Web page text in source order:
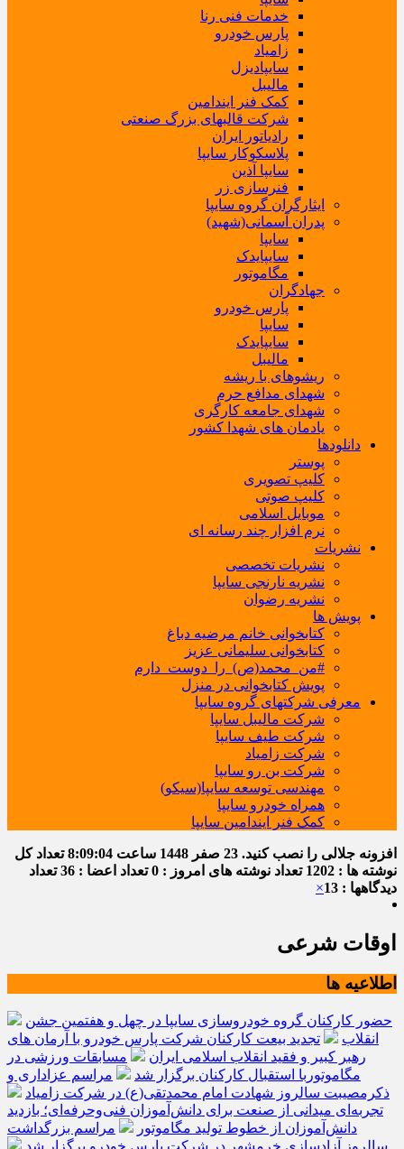
خدمات فنی رنا
پارس خودرو
زامیاد
سایپادیزل
مالیبل
کمک فنر ایندامین
شرکت قالبهای بزرگ صنعتی
رادیاتور ایران
پلاسکوکار سایپا
سایپا آذین
فنرسازی زر
ایثارگران گروه سایپا
پدران آسمانی(شهید)
سایپا
سایپایدک
مگاموتور
جهادگران
پارس خودرو
سایپا
سایپایدک
مالیبل
ریشوهای با ریشه
شهدای مدافع حرم
شهدای جامعه کارگری
یادمان های شهدا کشور
دانلودها
پوستر
کلیپ تصویری
کلیپ صوتی
موبایل اسلامی
نرم افزار چند رسانه ای
نشریات
نشریات تخصصی
نشریه نارنجی سایپا
نشریه رضوان
پویش ها
کتابخوانی خانم مرضیه دباغ
کتابخوانی سلیمانی عزیز
#من_محمد(ص)_را_دوست_دارم
پویش کتابخوانی در منزل
معرفی شرکتهای گروه سایپا
شرکت مالیبل سایپا
شرکت طیف سایپا
شرکت زامیاد
شرکت بن رو سایپا
مهندسی توسعه سایپا(سیکو)
همراه خودرو سایپا
کمک فنر ایندامین سایپا
افزونه جلالی را نصب کنید. 23 صفر 1448 ساعت 8:09:05تعداد کل
نوشته ها : 1202
تعداد نوشته های امروز : 0 تعداد اعضا : 36
تعداد
دیدگاهها : 13
×
اوقات شرعی
اطلاعیه ها
حضور کارکنان گروه خودروسازی سایپا در چهل و هفتمین جشن
انقلاب
تجدید بیعت کارکنان شرکت پارس خودرو با آرمان های
رهبر کبیر و فقید انقلاب اسلامی ایران
مسابقات ورزشی در
مگاموتوربا استقبال کارکنان برگزار شد
مراسم عزاداری و
ذکرمصیبت سالروز شهادت امام محمدتقی(ع) در شرکت زامیاد
تجربه‌ای میدانی از صنعت برای دانش‌آموزان فنی‌وحرفه‌ای؛ بازدید
دانش‌آموزان از خطوط تولید مگاموتور
مراسم بزرگداشت
سالروز آزادسازی خرمشهر در شرکت پارس خودرو برگزار شد